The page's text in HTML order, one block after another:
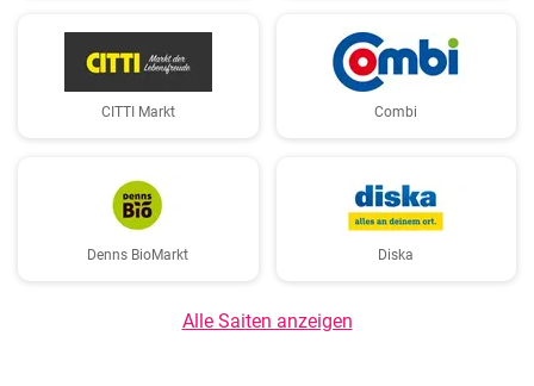
CITTI Markt Combi
Denns BioMarkt Diska
Alle Saiten anzeigen